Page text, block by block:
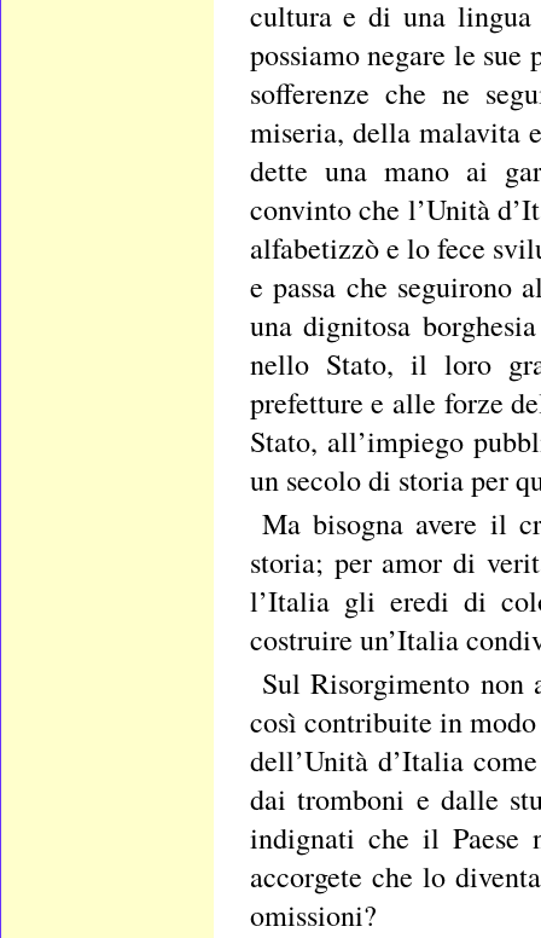
cultura e di una lingua
possiamo negare le sue
sofferenze che ne
miseria, della malavita
dette una mano ai
convinto che l’Unità
alfabetizzò e lo fece
e passa che seguirono
una dignitosa
nello Stato, il loro
prefetture e alle forze
Stato, all’impiego
un secolo di storia per
Ma bisogna avere il
storia; per amor di
l’Italia gli eredi di
costruire un’Italia
Sul Risorgimento non
così contribuite in
dell’Unità d’Italia
dai tromboni e dalle
indignati che il Paese
accorgete che lo
omissioni?